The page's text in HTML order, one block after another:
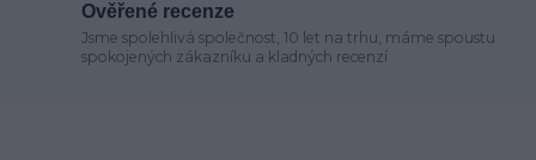
Ověřené recenze
Jsme spolehlivá společnost, 10 let na trhu, máme spoustu
spokojených zákazníku a kladných recenzí